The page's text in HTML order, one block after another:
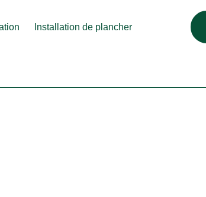
Installation de plancher